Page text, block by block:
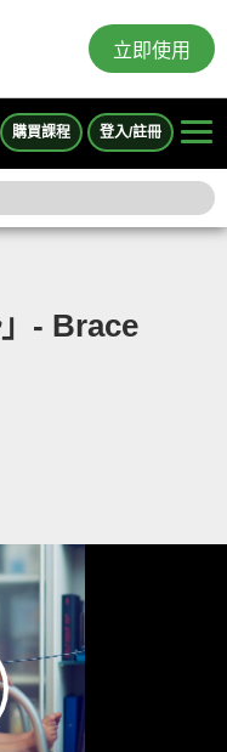
立即使用
購買課程 登入/註冊
」- Brace